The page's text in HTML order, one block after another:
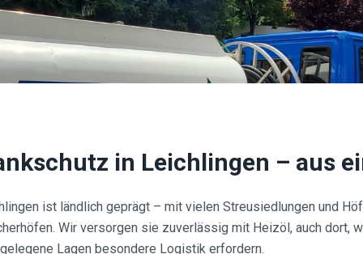
in Leichlingen – aus
ist ländlich geprägt – mit vielen Streusiedlungen und
Wir versorgen sie zuverlässig mit Heizöl, auch dort,
Lagen besondere Logistik erfordern.